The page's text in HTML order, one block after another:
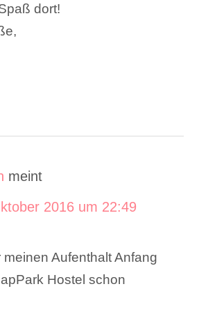
dort!
meint
2016 um 22:49
Aufenthalt Anfang
Hostel schon